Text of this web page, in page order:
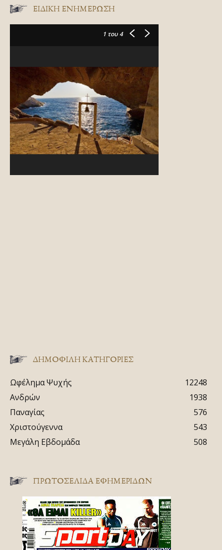
ΕΙΔΙΚΉ ΕΝΗΜΈΡΩΣΗ
1 του 4
ΔΗΜΟΦΙΛΗ ΚΑΤΗΓΟΡΙΕΣ
Ωφέλημα Ψυχής
12248
Ανδρών
1938
Παναγίας
576
Χριστούγεννα
543
Μεγάλη Εβδομάδα
508
ΠΡΩΤΟΣΈΛΙΔΑ ΕΦΗΜΕΡΊΔΩΝ